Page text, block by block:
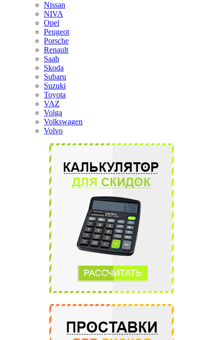
Nissan
NIVA
Opel
Peugeot
Porsche
Renault
Saab
Skoda
Subaru
Suzuki
Toyota
VAZ
Volga
Volkswagen
Volvo